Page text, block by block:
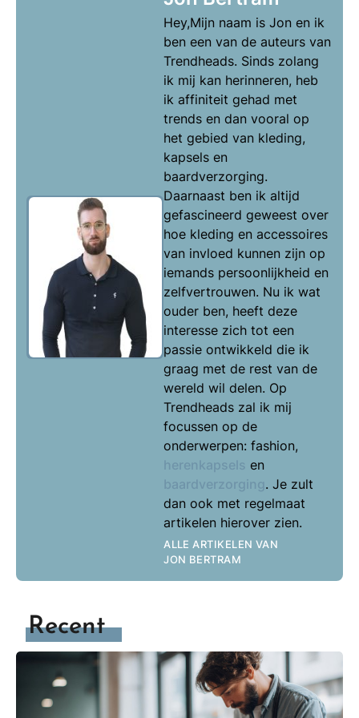
Hey,Mijn naam is Jon en ik
ben een van de auteurs van
Trendheads. Sinds zolang
ik mij kan herinneren, heb
ik affiniteit gehad met
trends en dan vooral op
het gebied van kleding,
kapsels en
baardverzorging.
Daarnaast ben ik altijd
gefascineerd geweest over
hoe kleding en accessoires
van invloed kunnen zijn op
iemands persoonlijkheid en
zelfvertrouwen. Nu ik wat
ouder ben, heeft deze
interesse zich tot een
passie ontwikkeld die ik
graag met de rest van de
wereld wil delen. Op
Trendheads zal ik mij
focussen op de
onderwerpen: fashion,
herenkapsels en
baardverzorging. Je zult
dan ook met regelmaat
artikelen hierover zien.
ALLE ARTIKELEN VAN
JON BERTRAM
Recent